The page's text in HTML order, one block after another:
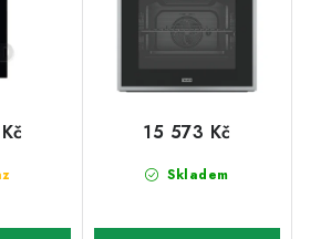
Skladem
15 573 Kč